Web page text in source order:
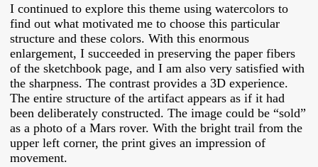
I continued to explore this theme using watercolors to
find out what motivated me to choose this particular
structure and these colors. With this enormous
enlargement, I succeeded in preserving the paper fibers
of the sketchbook page, and I am also very satisfied with
the sharpness. The contrast provides a 3D experience.
The entire structure of the artifact appears as if it had
been deliberately constructed. The image could be “sold”
as a photo of a Mars rover. With the bright trail from the
upper left corner, the print gives an impression of
movement.